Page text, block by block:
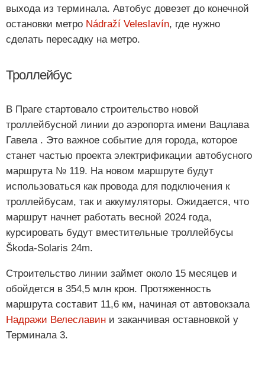
выхода из терминала. Автобус довезет до конечной
остановки метро Nádraží Veleslavín, где нужно
сделать пересадку на метро.
Троллейбус
В Праге стартовало строительство новой
троллейбусной линии до аэропорта имени Вацлава
Гавела . Это важное событие для города, которое
станет частью проекта электрификации автобусного
маршрута № 119. На новом маршруте будут
использоваться как провода для подключения к
троллейбусам, так и аккумуляторы. Ожидается, что
маршрут начнет работать весной 2024 года,
курсировать будут вместительные троллейбусы
Škoda-Solaris 24m.
Строительство линии займет около 15 месяцев и
обойдется в 354,5 млн крон. Протяженность
маршрута составит 11,6 км, начиная от автовокзала
Надражи Велеславин и заканчивая оставновкой у
Терминала 3.